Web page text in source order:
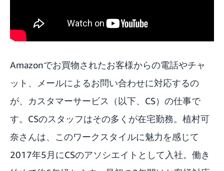
Amazonでお買物されたお客様からの電話やチャ
ット、メールによるお問い合わせに対応するの
が、カスタマーサービス（以下、CS）の仕事で
す。CSのスタッフはその多くが在宅勤務。植村可
奈さんは、このワークスタイルに魅力を感じて
2017年5月にCSのアソシエイトとして入社。働き